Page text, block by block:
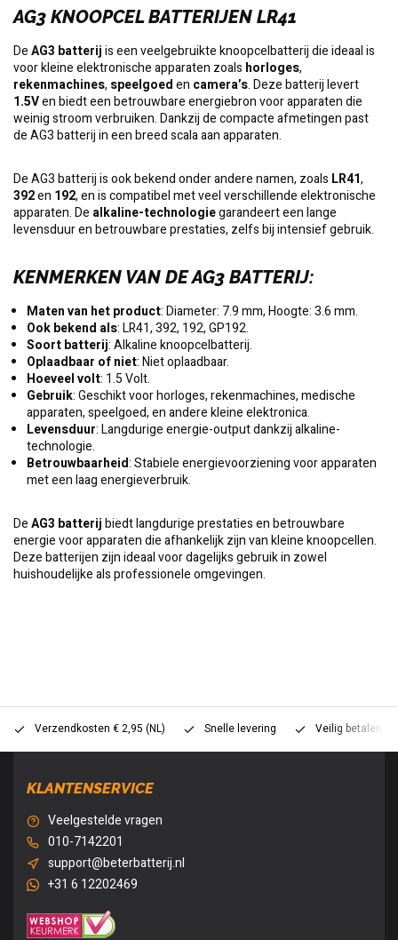
AG3 KNOOPCEL BATTERIJEN LR41
DeAG3 batterijis een veelgebruikte knoopcelbatterij die ideaal is
voor kleine elektronische apparaten zoals horloges,
rekenmachines, speelgoeden camera’s. Deze batterij levert
1.5Ven biedt een betrouwbare energiebron voor apparaten die
weinig stroom verbruiken. Dankzij de compacte afmetingen past
de AG3 batterij in een breed scala aan apparaten.
De AG3 batterij is ook bekend onder andere namen, zoals LR41,
392en 192, en is compatibel met veel verschillende elektronische
apparaten. De alkaline-technologiegarandeert een lange
levensduur en betrouwbare prestaties, zelfs bij intensief gebruik.
KENMERKEN VAN DE AG3 BATTERIJ:
Maten van het product: Diameter: 7.9 mm, Hoogte: 3.6 mm.
Ook bekend als: LR41, 392, 192, GP192.
Soort batterij: Alkaline knoopcelbatterij.
Oplaadbaar of niet: Niet oplaadbaar.
Hoeveel volt: 1.5 Volt.
Gebruik: Geschikt voor horloges, rekenmachines, medische
apparaten, speelgoed, en andere kleine elektronica.
Levensduur: Langdurige energie-output dankzij alkaline-
technologie.
Betrouwbaarheid: Stabiele energievoorziening voor apparaten
met een laag energieverbruik.
DeAG3 batterijbiedt langdurige prestaties en betrouwbare
energie voor apparaten die afhankelijk zijn van kleine knoopcellen.
Deze batterijen zijn ideaal voor dagelijks gebruik in zowel
huishoudelijke als professionele omgevingen.
Verzendkosten € 2,95 (NL) Snelle levering Veilig betalen
KLANTENSERVICE
Veelgestelde vragen
010-7142201
support@beterbatterij.nl
+31 6 12202469